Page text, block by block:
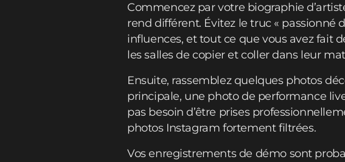
Commencez par votre biographie
rend différent. Évitez le truc « passionné
influences, et tout ce que vous avez fait
les salles de copier et coller dans leur
Ensuite, rassemblez quelques photos
principale, une photo de performance
pas besoin d’être prises
photos Instagram fortement filtrées.
Vos enregistrements de démo sont